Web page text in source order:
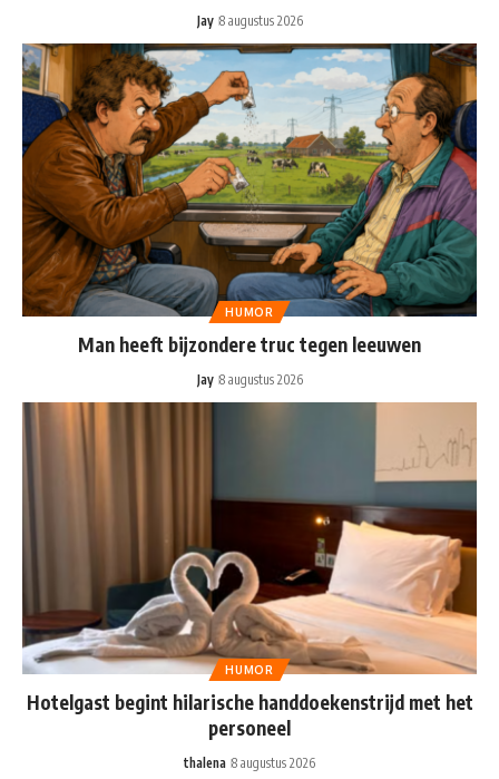
Jay 8 augustus 2026
HUMOR
Man heeft bijzondere truc tegen leeuwen
Jay 8 augustus 2026
HUMOR
Hotelgast begint hilarische handdoekenstrijd met het
personeel
thalena 8 augustus 2026